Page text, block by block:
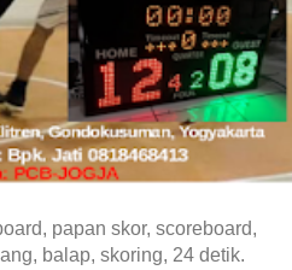
papan skor, scoreboard,
balap, skoring, 24 detik.